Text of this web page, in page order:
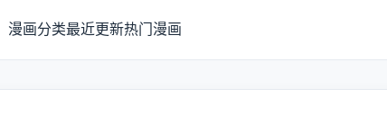
漫画分类最近更新热门漫画